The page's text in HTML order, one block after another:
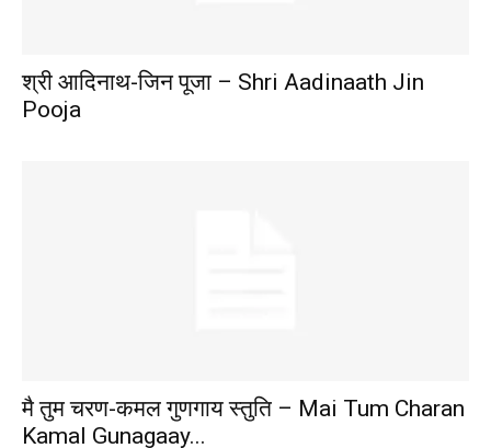
श्री आदिनाथ-जिन पूजा – Shri Aadinaath Jin
Pooja
मै तुम चरण-कमल गुणगाय स्तुति – Mai Tum Charan
Kamal Gunagaay...